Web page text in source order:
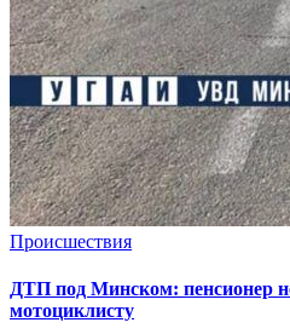
Происшествия
ДТП под Минском: пенсионер
мотоциклисту